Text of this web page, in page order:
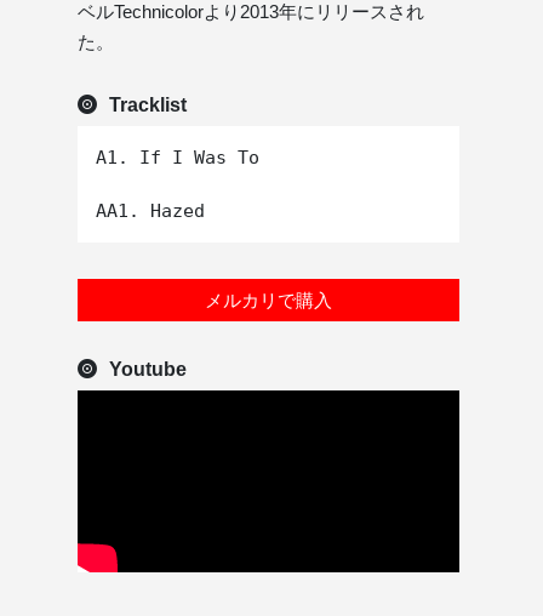
ベルTechnicolorより2013年にリリースされ
た。
Tracklist
A1. If I Was To
メルカリで購入
Youtube